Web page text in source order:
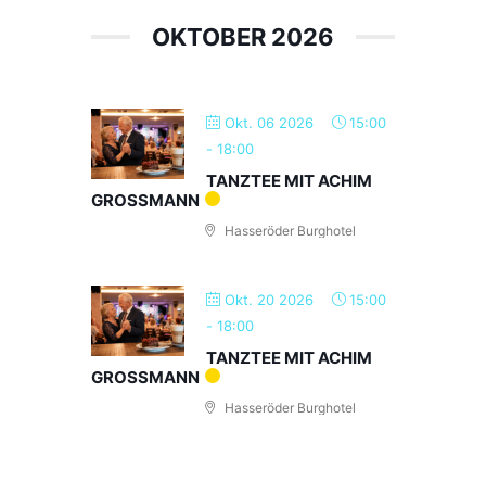
OKTOBER 2026
Okt. 06 2026
15:00
- 18:00
TANZTEE MIT ACHIM
GROSSMANN
Hasseröder Burghotel
Okt. 20 2026
15:00
- 18:00
TANZTEE MIT ACHIM
GROSSMANN
Hasseröder Burghotel